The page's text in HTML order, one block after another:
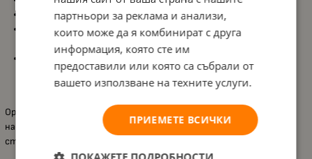
Подходяща възраст:За деца над 3 години.
Лесно сглобяване:Лесен и бърз за сглобяване без нужда от
специални инструменти.
Съответствие със стандарти:
материали, които отговарят на всички европейски
стандарти за безопасност.
Органайзерът е идеален подарък за момичета и момчета,
насърчаващ самостоятелността и поддържането на ред в
стаята на детето.
партньори за реклама и анализи,
които може да я комбинират с друга
информация, която сте им
предоставили или която са събрали от
вашето използване на техните услуги.
ПРИЕМЕТЕ ВСИЧКИ